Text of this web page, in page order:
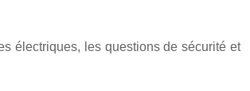
électriques, les questions de sécurité et